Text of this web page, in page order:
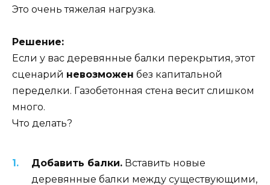
Это очень тяжелая нагрузка.
Решение:
Если у вас деревянные балки перекрытия, этот
сценарий невозможен без капитальной
переделки. Газобетонная стена весит слишком
много.
Что делать?
Добавить балки. Вставить новые
деревянные балки между существующими,